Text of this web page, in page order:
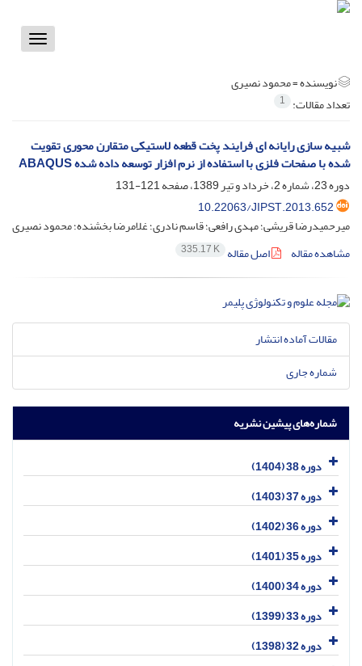
Toggle
نویسنده =محمود نصیری
تعداد مقالات: 1
شبیه سازی رایانه ای فرایند پخت قطعه لاستیکی متقارن محوری تقویت
شده با صفحات فلزی با استفاده از نرم افزار توسعه داده شده ABAQUS
دوره 23، شماره 2، خرداد و تیر 1389، صفحه
121-131
10.22063/JIPST.2013.652
میرحمیدرضا قریشی؛ مهدی رافعی؛ قاسم نادری؛ غلامرضا بخشنده؛ محمود نصیری
مشاهده مقاله
اصل مقاله 335.17 K
مقالات آماده انتشار
شماره جاری
شماره‌های پیشین نشریه
دوره 38 (1404)
دوره 37 (1403)
دوره 36 (1402)
دوره 35 (1401)
دوره 34 (1400)
دوره 33 (1399)
دوره 32 (1398)